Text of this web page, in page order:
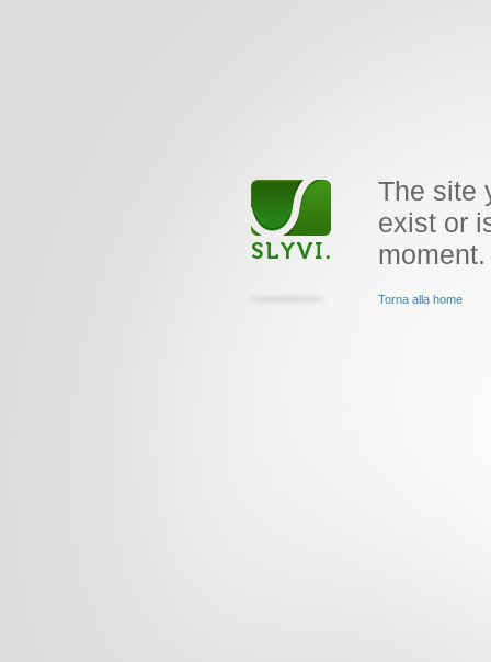
The site
exist or
moment.
Torna alla home